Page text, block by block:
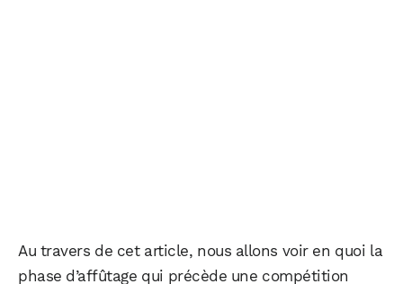
Au travers de cet article, nous allons voir en quoi la
phase d’affûtage qui précède une compétition